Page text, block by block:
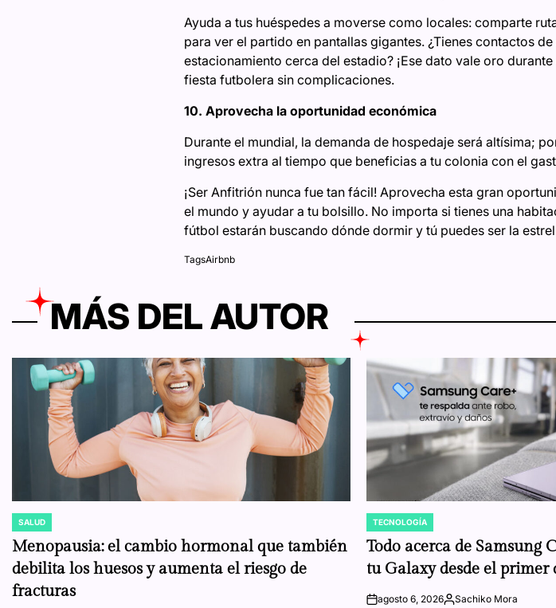
Ayuda a tus huéspedes a moverse como locales: comparte
para ver el partido en pantallas gigantes. ¿Tienes contactos
estacionamiento cerca del estadio? ¡Ese dato vale oro
fiesta futbolera sin complicaciones.
10. Aprovecha la oportunidad económica
Durante el mundial, la demanda de hospedaje será altísima;
ingresos extra al tiempo que beneficias a tu colonia con el
¡Ser Anfitrión nunca fue tan fácil! Aprovecha esta gran
el mundo y ayudar a tu bolsillo. No importa si tienes una
fútbol estarán buscando dónde dormir y tú puedes ser la
TagsAirbnb
MÁS DEL AUTOR
POSTED
IN
SALUD
Menopausia: el cambio hormonal que también
debilita los huesos y aumenta el riesgo de
fracturas
POSTED
IN
TECNOLOGÍA
Todo acerca de Samsung
tu Galaxy desde el primer
onagosto 6, 2026Posted
Sachiko Mora